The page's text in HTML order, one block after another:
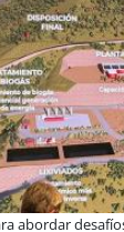
parte de